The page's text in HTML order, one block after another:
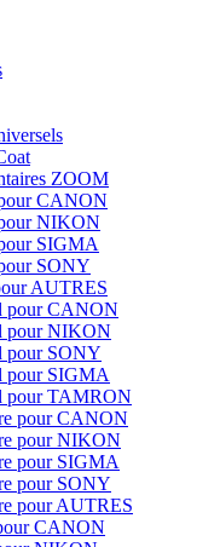
ZOOM
CANON
NIKON
SIGMA
SONY
AUTRES
pour CANON
pour NIKON
pour SONY
pour SIGMA
pour TAMRON
pour CANON
pour NIKON
pour SIGMA
pour SONY
pour AUTRES
CANON